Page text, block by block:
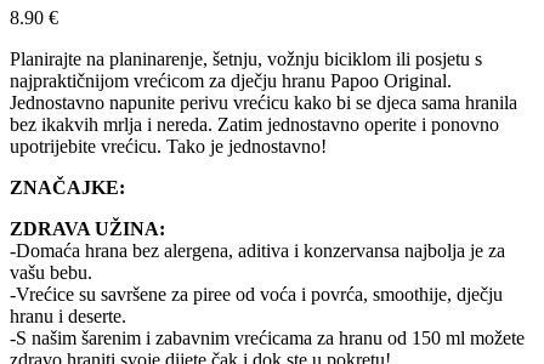
8.90 €
Planirajte na planinarenje, šetnju, vožnju biciklom ili posjetu s
najpraktičnijom vrećicom za dječju hranu Papoo Original.
Jednostavno napunite perivu vrećicu kako bi se djeca sama hranila
bez ikakvih mrlja i nereda. Zatim jednostavno operite i ponovno
upotrijebite vrećicu. Tako je jednostavno!
ZNAČAJKE:
ZDRAVA UŽINA:
-Domaća hrana bez alergena, aditiva i konzervansa najbolja je za
vašu bebu.
-Vrećice su savršene za piree od voća i povrća, smoothije, dječju
hranu i deserte.
-S našim šarenim i zabavnim vrećicama za hranu od 150 ml možete
zdravo hraniti svoje dijete čak i dok ste u pokretu!